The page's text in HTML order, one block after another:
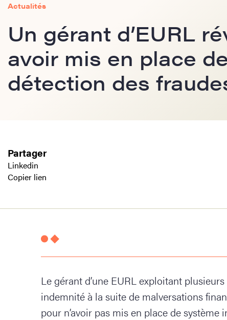
Actualités
Un gérant d’EURL
avoir mis en place
détection des
Partager
Linkedin
Copier lien
Le gérant d’une EURL exploitant
indemnité à la suite de malversations
pour n’avoir pas mis en place de